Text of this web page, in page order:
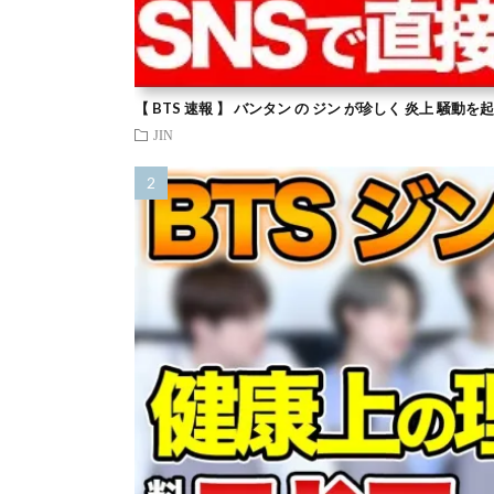
【 BTS 速報 】 バンタン の ジン が珍しく 炎上 騒動を
JIN